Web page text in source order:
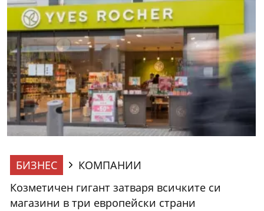
БИЗНЕС
КОМПАНИИ
Козметичен гигант затваря всичките си
магазини в три европейски страни